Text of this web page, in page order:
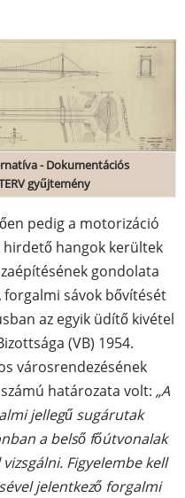
-Dokumentációs
gyűjtemény
pedig a motorizáció
hangok kerültek
gondolata
sávok bővítését
az egyik üdítő kivétel
(VB) 1954.
városrendezésének
határozata volt: „A
jellegű sugárutak
a belső főútvonalak
Figyelembe kell
jelentkező forgalmi